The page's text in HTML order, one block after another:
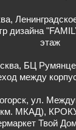
дизайна
этаж
БЦ
между
ул.
км. МКАД),
Твой